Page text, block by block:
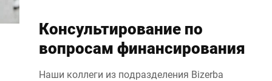
Консультирование по
вопросам финансирования
Наши коллеги из подразделения Bizerba